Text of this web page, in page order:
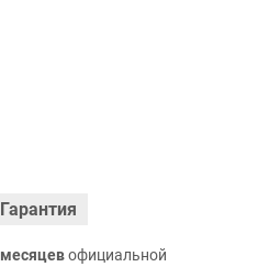
Гарантия
официальной